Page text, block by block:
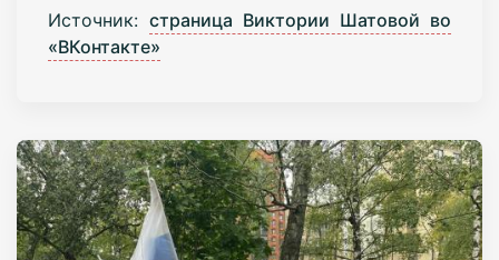
Источник: страница Виктории Шатовой во
«ВКонтакте»